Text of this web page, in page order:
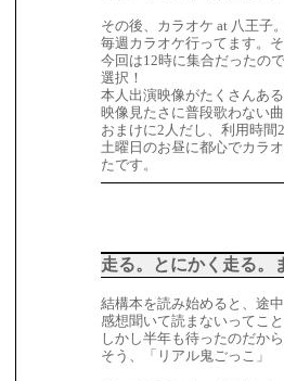
その後、カラオケ at 八王子
毎週カラオケ行ってます。
今回は12時に集合だったの
選択！
本人出演映像がたくさんあ
映像見たさに普段歌わない
おまけに2人だし、利用時
土曜日のお昼に都心でカラ
たです。
走る。とにかく走る。
結構本を読み始めると、途
感想聞いて読まないってこ
しかし半年も待ったのだか
そう、「リアル鬼ごっこ」